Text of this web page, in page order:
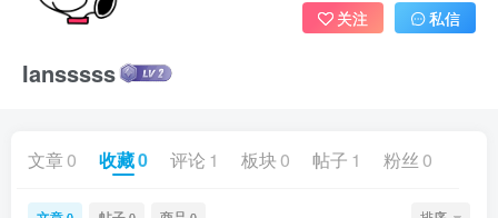
Iansssss
关注 私信
文章0 收藏0 评论 1 板块 0 帖子 1 粉丝 0